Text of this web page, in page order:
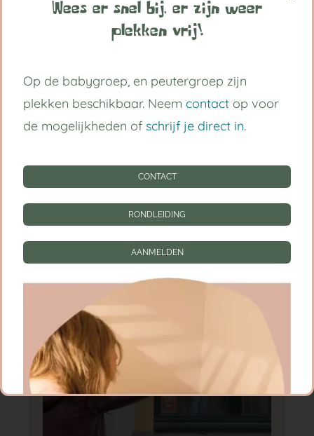
spelen en groeien in hun eigen tempo.
Zo ontstaat zelfvertrouwen van
Wees er snel bij, er zijn weer
plekken vrij!
Op de babygroep, en peutergroep zijn
plekken beschikbaar. Neem contact op voor
de mogelijkheden of schrijf je direct in.
CONTACT
RONDLEIDING
AANMELDEN